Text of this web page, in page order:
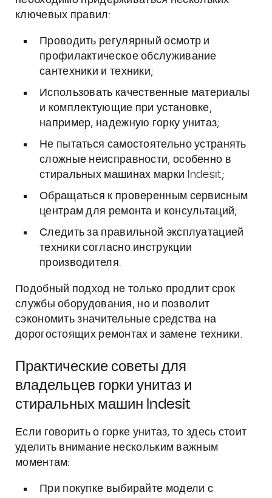
ключевых правил:
Проводить регулярный осмотр и
профилактическое обслуживание
сантехники и техники;
Использовать качественные материалы
и комплектующие при установке,
например, надежную горку унитаз;
Не пытаться самостоятельно устранять
сложные неисправности, особенно в
стиральных машинах марки Indesit;
Обращаться к проверенным сервисным
центрам для ремонта и консультаций;
Следить за правильной эксплуатацией
техники согласно инструкции
производителя.
Подобный подход не только продлит срок
службы оборудования, но и позволит
сэкономить значительные средства на
дорогостоящих ремонтах и замене техники.
Практические советы для
владельцев горки унитаз и
стиральных машин Indesit
Если говорить о горке унитаз, то здесь стоит
уделить внимание нескольким важным
моментам:
При покупке выбирайте модели с